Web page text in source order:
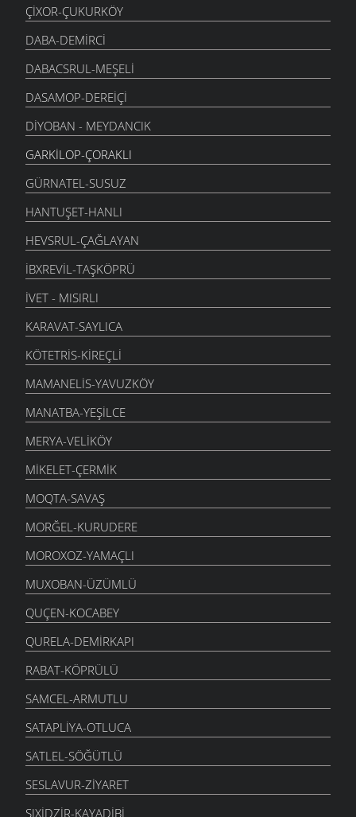
ÇIXOR-ÇUKURKÖY
DABA-DEMIRCI
DABACSRUL-MEŞELI
DASAMOP-DEREIÇI
DIYOBAN - MEYDANCIK
GARKILOP-ÇORAKLI
GÜRNATEL-SUSUZ
HANTUŞET-HANLI
HEVSRUL-ÇAĞLAYAN
İBXREVIL-TAŞKÖPRÜ
İVET - MISIRLI
KARAVAT-SAYLICA
KÖTETRIS-KIREÇLI
MAMANELIS-YAVUZKÖY
MANATBA-YEŞILCE
MERYA-VELIKÖY
MIKELET-ÇERMIK
MOQTA-SAVAŞ
MORĞEL-KURUDERE
MOROXOZ-YAMAÇLI
MUXOBAN-ÜZÜMLÜ
QUÇEN-KOCABEY
QURELA-DEMIRKAPI
RABAT-KÖPRÜLÜ
SAMCEL-ARMUTLU
SATAPLIYA-OTLUCA
SATLEL-SÖĞÜTLÜ
SESLAVUR-ZIYARET
SIXIDZIR-KAYADIBI